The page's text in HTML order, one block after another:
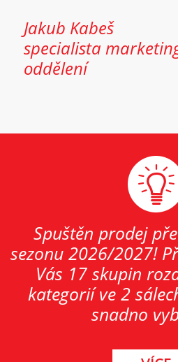
Jakub Kabeš
specialista
oddělení
Spuštěn prodej
sezonu 2026/2027!
Vás 17 skupin
kategorií ve 2
snadno